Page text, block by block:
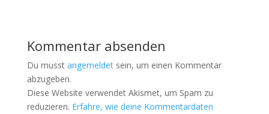
Kommentar absenden
Du musst angemeldetsein, um einen Kommentar
abzugeben.
Diese Website verwendet Akismet, um Spam zu
reduzieren. Erfahre, wie deine Kommentardaten